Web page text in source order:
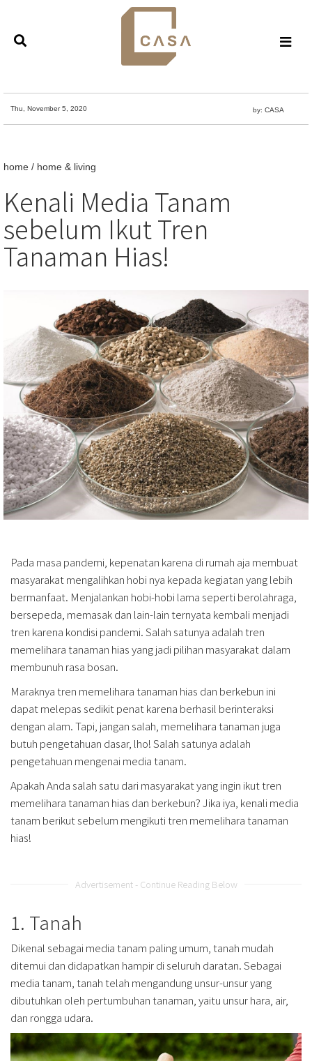
Thu, November 5, 2020 by: CASA
home / home & living
Kenali Media Tanam
sebelum Ikut Tren
Tanaman Hias!
Pada masa pandemi, kepenatan karena di rumah aja membuat
masyarakat mengalihkan hobi nya kepada kegiatan yang lebih
bermanfaat. Menjalankan hobi-hobi lama seperti berolahraga,
bersepeda, memasak dan lain-lain ternyata kembali menjadi
tren karena kondisi pandemi. Salah satunya adalah tren
memelihara tanaman hias yang jadi pilihan masyarakat dalam
membunuh rasa bosan.
Maraknya tren memelihara tanaman hias dan berkebun ini
dapat melepas sedikit penat karena berhasil berinteraksi
dengan alam. Tapi, jangan salah, memelihara tanaman juga
butuh pengetahuan dasar, lho! Salah satunya adalah
pengetahuan mengenai media tanam.
Apakah Anda salah satu dari masyarakat yang ingin ikut tren
memelihara tanaman hias dan berkebun? Jika iya, kenali media
tanam berikut sebelum mengikuti tren memelihara tanaman
hias!
Advertisement - Continue Reading Below
1. Tanah
Dikenal sebagai media tanam paling umum, tanah mudah
ditemui dan didapatkan hampir di seluruh daratan. Sebagai
media tanam, tanah telah mengandung unsur-unsur yang
dibutuhkan oleh pertumbuhan tanaman, yaitu unsur hara, air,
dan rongga udara.